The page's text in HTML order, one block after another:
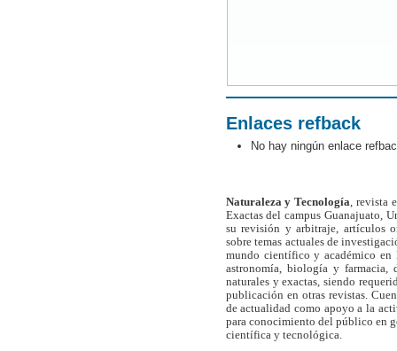
Enlaces refback
No hay ningún enlace
Naturaleza y Tecnología, revista
Exactas del campus Guanajuato,
su revisión y arbitraje, artículos
sobre temas actuales de
mundo científico y académico en
astronomía, biología y farmacia,
naturales y exactas, siendo
publicación en otras revistas.
de actualidad como apoyo a la
para conocimiento del público en
científica y tecnológica.